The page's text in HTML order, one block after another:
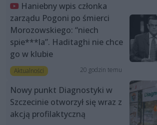
Haniebny wpis członka
zarządu Pogoni po śmierci
Morozowskiego: “niech
spie***la”. Haditaghi nie chce
go w klubie
Aktualności 20 godzin temu
Nowy punkt Diagnostyki w
Szczecinie otworzył się wraz z
akcją profilaktyczną